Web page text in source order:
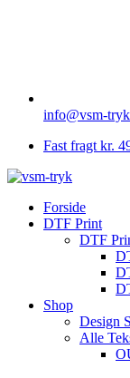
info@vsm-
Fast fragt kr.
Forside
DTF Print
DTF
Shop
Design
Alle